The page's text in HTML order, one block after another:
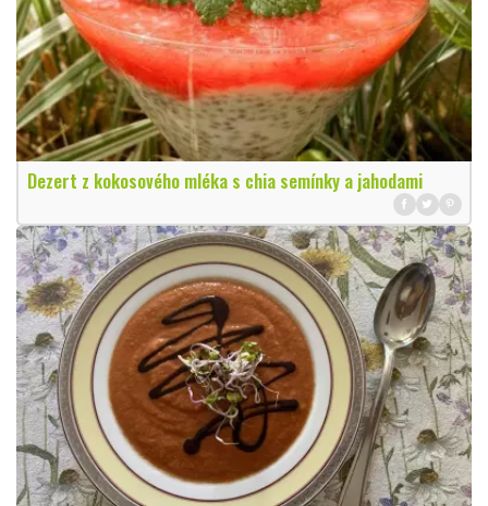
Dezert z kokosového mléka s chia semínky a jahodami